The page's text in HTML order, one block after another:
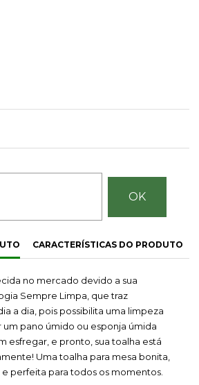
CARACTERÍSTICAS DO PRODUTO
no mercado devido a sua
Sempre Limpa, que traz
a dia, pois possibilita uma limpeza
um pano úmido ou esponja úmida
esfregar, e pronto, sua toalha está
Uma toalha para mesa bonita,
perfeita para todos os momentos.